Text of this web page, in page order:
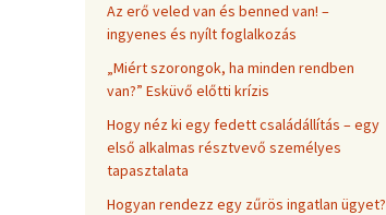
Az erő veled van és benned van! –
ingyenes és nyílt foglalkozás
„Miért szorongok, ha minden rendben
van?” Esküvő előtti krízis
Hogy néz ki egy fedett családállítás – egy
első alkalmas résztvevő személyes
tapasztalata
Hogyan rendezz egy zűrös ingatlan ügyet?